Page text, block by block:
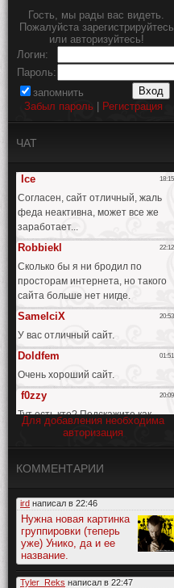
Гость, мы рады вас видеть.
Пожалуйста зарегистрируйтесь
или авторизуйтесь!
Логин:
Пароль:
запомнить
Забыл пароль
Регистрация
ЧАТ
Для добавления необходима
авторизация
КОММЕНТАРИИ
ird написал в 22:46
Нужна новая картинка
группировки (теперь
уже) Унико, да и ее
название.
Tyler_Reks написал в 22:47